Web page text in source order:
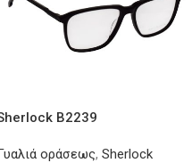
B2239
οράσεως, Sherlock